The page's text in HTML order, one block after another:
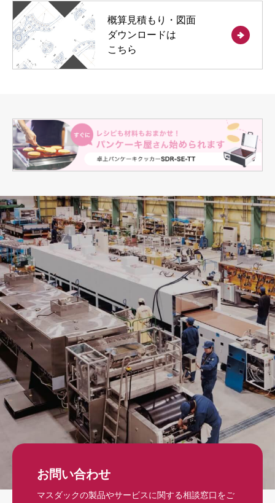
概算見積もり・図面
ダウンロードは
こちら
お問い合わせ
マスダックの製品やサービスに関する相談窓口をご